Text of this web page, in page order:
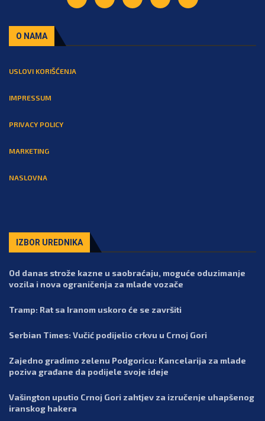
O NAMA
USLOVI KORIŠĆENJA
IMPRESSUM
PRIVACY POLICY
MARKETING
NASLOVNA
IZBOR UREDNIKA
Od danas strože kazne u saobraćaju, moguće oduzimanje
vozila i nova ograničenja za mlade vozače
Tramp: Rat sa Iranom uskoro će se završiti
Serbian Times: Vučić podijelio crkvu u Crnoj Gori
Zajedno gradimo zelenu Podgoricu: Kancelarija za mlade
poziva građane da podijele svoje ideje
Vašington uputio Crnoj Gori zahtjev za izručenje uhapšenog
iranskog hakera